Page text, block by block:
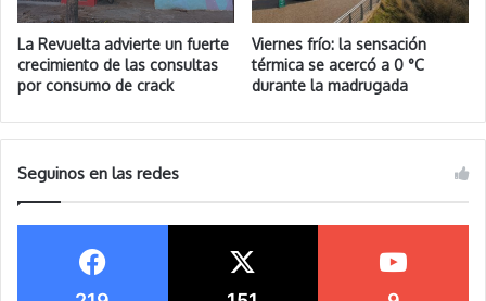
La Revuelta advierte un fuerte
crecimiento de las consultas
por consumo de crack
Viernes frío: la sensación
térmica se acercó a 0 °C
durante la madrugada
Seguinos en las redes